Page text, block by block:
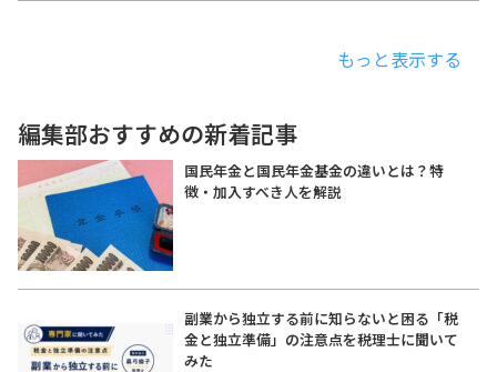
もっと表示する
編集部おすすめの新着記事
国民年金と国民年金基金の違いとは？特
徴・加入すべき人を解説
副業から独立する前に知らないと困る「税
金と独立準備」の注意点を税理士に聞いて
みた